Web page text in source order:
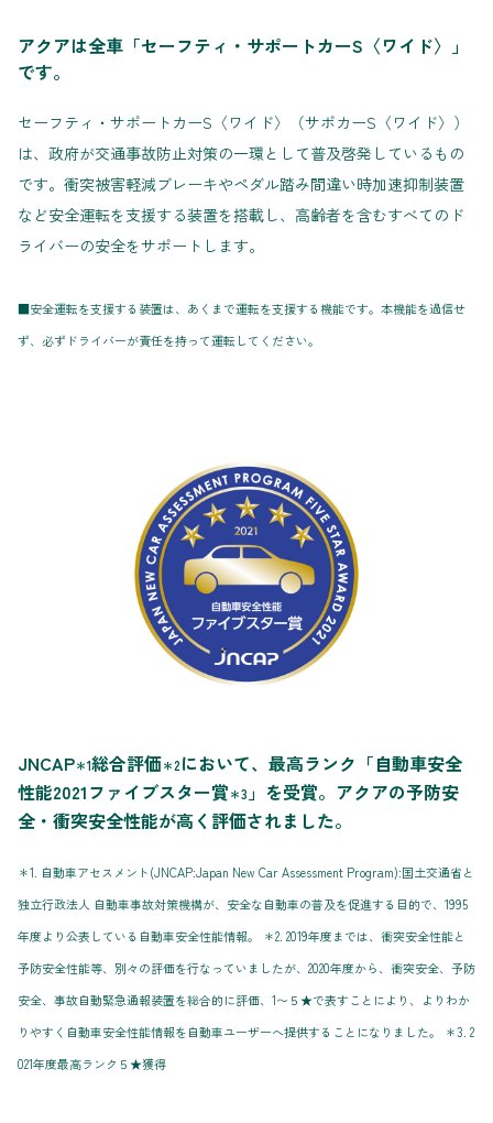
アクアは全車「セーフティ・サポートカーS〈ワイド〉」
です。
セーフティ・サポートカーS〈ワイド〉（サポカーS〈ワイド〉）
は、政府が交通事故防止対策の一環として普及啓発しているもの
です。衝突被害軽減ブレーキやペダル踏み間違い時加速抑制装置
など安全運転を支援する装置を搭載し、高齢者を含むすべてのド
ライバーの安全をサポートします。
■安全運転を支援する装置は、あくまで運転を支援する機能です。本機能を過信せ
ず、必ずドライバーが責任を持って運転してください。
JNCAP＊1総合評価＊2において、最高ランク「自動車安全
性能2021ファイブスター賞＊3 」を受賞。アクアの予防安
全・衝突安全性能が高く評価されました。
＊1. 自動車アセスメント(JNCAP:Japan New Car Assessment Program):国土交通省と
独立行政法人 自動車事故対策機構が、安全な自動車の普及を促進する目的で、1995
年度より公表している自動車安全性能情報。 ＊2. 2019年度までは、衝突安全性能と
予防安全性能等、別々の評価を行なっていましたが、2020年度から、衝突安全、予防
安全、事故自動緊急通報装置を総合的に評価、1〜５★で表すことにより、よりわか
りやすく自動車安全性能情報を自動車ユーザーへ提供することになりました。 ＊3. 2
021年度最高ランク５★獲得